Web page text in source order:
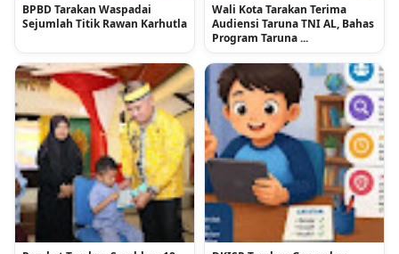
BPBD Tarakan Waspadai
Sejumlah Titik Rawan Karhutla
Wali Kota Tarakan Terima
Audiensi Taruna TNI AL, Bahas
Program Taruna ...